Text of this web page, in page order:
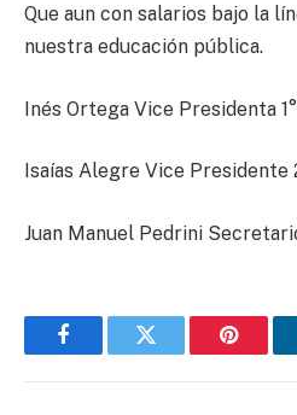
Que aun con salarios bajo la
nuestra educación pública.
Inés Ortega Vice Presidenta
Isaías Alegre Vice Presidente
Juan Manuel Pedrini
FacebookTwitter